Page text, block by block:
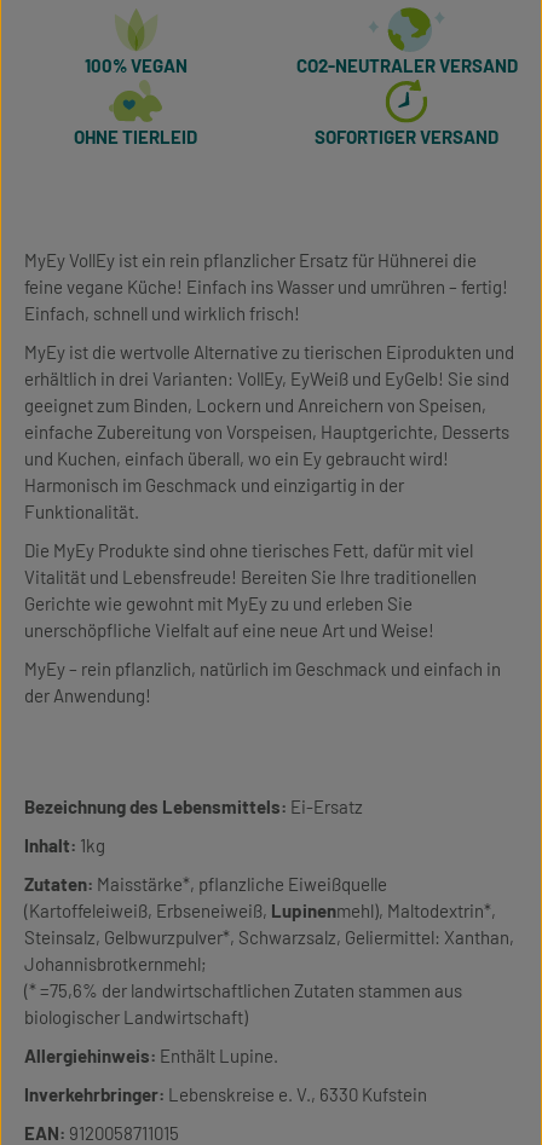
100% VEGAN CO2-NEUTRALER VERSAND
OHNE TIERLEID SOFORTIGER VERSAND
MyEy VollEy ist ein rein pflanzlicher Ersatz für Hühnerei die
feine vegane Küche! Einfach ins Wasser und umrühren – fertig!
Einfach, schnell und wirklich frisch!
MyEy ist die wertvolle Alternative zu tierischen Eiprodukten und
erhältlich in drei Varianten: VollEy, EyWeiß und EyGelb! Sie sind
geeignet zum Binden, Lockern und Anreichern von Speisen,
einfache Zubereitung von Vorspeisen, Hauptgerichte, Desserts
und Kuchen, einfach überall, wo ein Ey gebraucht wird!
Harmonisch im Geschmack und einzigartig in der
Funktionalität.
Die MyEy Produkte sind ohne tierisches Fett, dafür mit viel
Vitalität und Lebensfreude! Bereiten Sie Ihre traditionellen
Gerichte wie gewohnt mit MyEy zu und erleben Sie
unerschöpfliche Vielfalt auf eine neue Art und Weise!
MyEy – rein pflanzlich, natürlich im Geschmack und einfach in
der Anwendung!
Bezeichnung des Lebensmittels: Ei-Ersatz
Inhalt: 1kg
Zutaten: Maisstärke*, pflanzliche Eiweißquelle
(Kartoffeleiweiß, Erbseneiweiß, Lupinenmehl), Maltodextrin*,
Steinsalz, Gelbwurzpulver*, Schwarzsalz, Geliermittel: Xanthan,
Johannisbrotkernmehl;
(* =75,6% der landwirtschaftlichen Zutaten stammen aus
biologischer Landwirtschaft)
Allergiehinweis: Enthält Lupine.
Inverkehrbringer: Lebenskreise e. V., 6330 Kufstein
EAN: 9120058711015